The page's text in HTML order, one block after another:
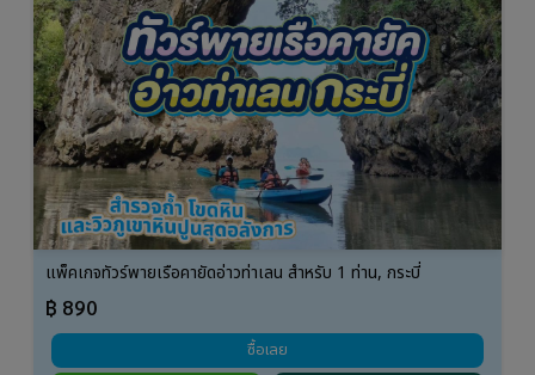
แพ็คเกจทัวร์พายเรือคายัดอ่าวท่าเลน สำหรับ 1 ท่าน, กระบี่
฿ 890
ซื้อเลย